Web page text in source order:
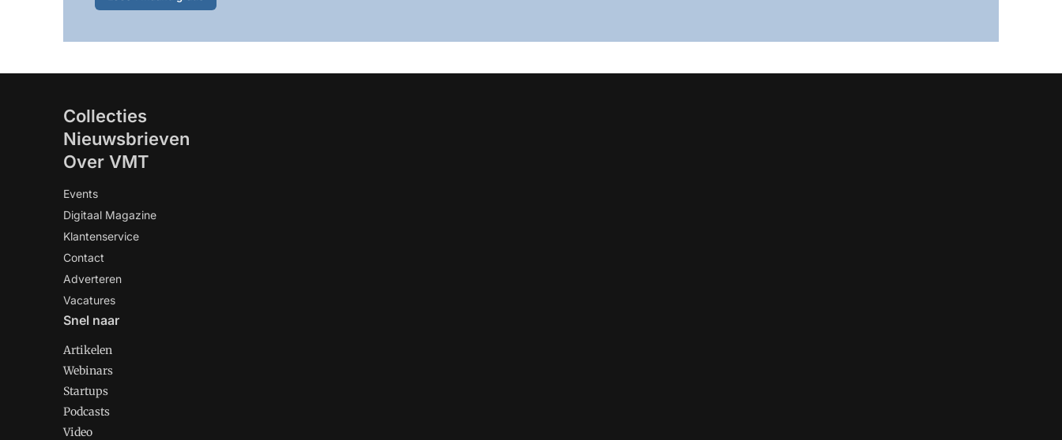
Collecties
Nieuwsbrieven
Over VMT
Events
Digitaal Magazine
Klantenservice
Contact
Adverteren
Vacatures
Snel naar
Artikelen
Webinars
Startups
Podcasts
Video